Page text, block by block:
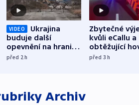
VIDEO
Ukrajina
buduje další
opevnění na hranici
s Běloruskem
před 2h
Zbytečné
kvůli eCallu a
obtěžující
zdržují
před 3h
Archiv